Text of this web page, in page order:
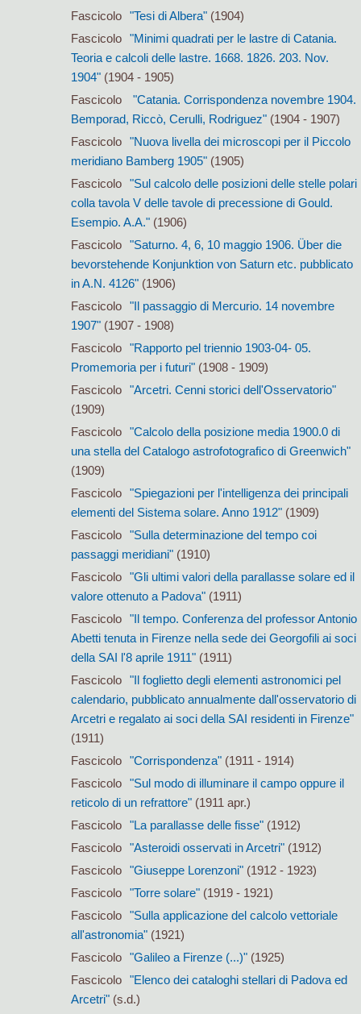
Fascicolo "Tesi di Albera"(1904)
Fascicolo
"Minimi quadrati per le lastre di Catania.
Teoria e calcoli delle lastre. 1668. 1826. 203. Nov.
1904"(1904 - 1905)
Fascicolo
"Catania. Corrispondenza novembre 1904.
Bemporad, Riccò, Cerulli, Rodriguez"(1904 - 1907)
Fascicolo
"Nuova livella dei microscopi per il Piccolo
meridiano Bamberg 1905"(1905)
Fascicolo
"Sul calcolo delle posizioni delle stelle polari
colla tavola V delle tavole di precessione di Gould.
Esempio. A.A."(1906)
Fascicolo
"Saturno. 4, 6, 10 maggio 1906. Über die
bevorstehende Konjunktion von Saturn etc. pubblicato
in A.N. 4126"(1906)
Fascicolo
"Il passaggio di Mercurio. 14 novembre
1907"(1907 - 1908)
Fascicolo
"Rapporto pel triennio 1903-04- 05.
Promemoria per i futuri"(1908 - 1909)
Fascicolo
"Arcetri. Cenni storici dell'Osservatorio"
(1909)
Fascicolo
"Calcolo della posizione media 1900.0 di
una stella del Catalogo astrofotografico di Greenwich"
(1909)
Fascicolo
"Spiegazioni per l'intelligenza dei principali
elementi del Sistema solare. Anno 1912"(1909)
Fascicolo
"Sulla determinazione del tempo coi
passaggi meridiani"(1910)
Fascicolo
"Gli ultimi valori della parallasse solare ed il
valore ottenuto a Padova"(1911)
Fascicolo
"Il tempo. Conferenza del professor Antonio
Abetti tenuta in Firenze nella sede dei Georgofili ai soci
della SAI l'8 aprile 1911"(1911)
Fascicolo
"Il foglietto degli elementi astronomici pel
calendario, pubblicato annualmente dall'osservatorio di
Arcetri e regalato ai soci della SAI residenti in Firenze"
(1911)
Fascicolo
"Corrispondenza"(1911 - 1914)
Fascicolo
"Sul modo di illuminare il campo oppure il
reticolo di un refrattore"(1911 apr.)
Fascicolo
"La parallasse delle fisse"(1912)
Fascicolo
"Asteroidi osservati in Arcetri"(1912)
Fascicolo
"Giuseppe Lorenzoni"(1912 - 1923)
Fascicolo
"Torre solare"(1919 - 1921)
Fascicolo
"Sulla applicazione del calcolo vettoriale
all'astronomia"(1921)
Fascicolo
"Galileo a Firenze (...)"(1925)
Fascicolo
"Elenco dei cataloghi stellari di Padova ed
Arcetri"(s.d.)